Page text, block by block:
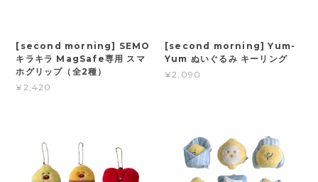
[second morning] SEMO
キラキラ MagSafe専用 スマ
ホグリップ（全2種）
¥2,420
[second morning] Yum-
Yum ぬいぐるみ キーリング
¥2,090